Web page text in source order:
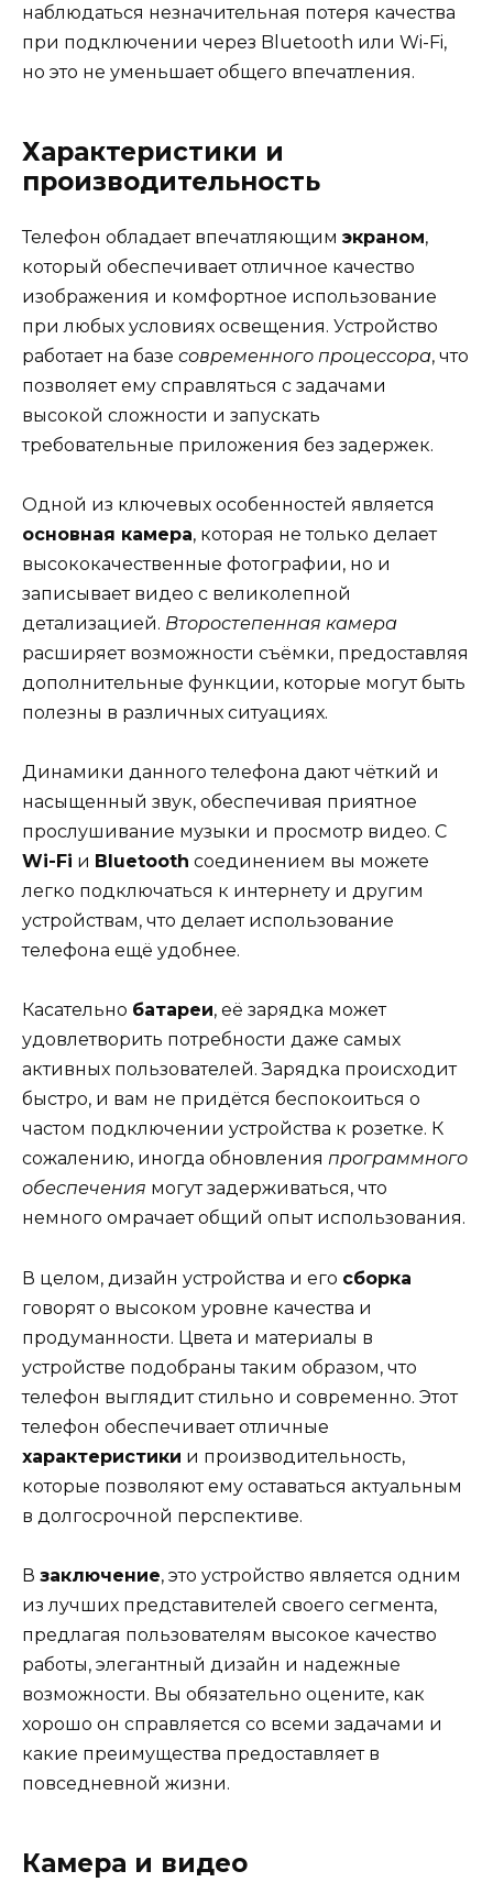
наблюдаться незначительная потеря качества
при подключении через Bluetooth или Wi-Fi,
но это не уменьшает общего впечатления.
Характеристики и
производительность
Телефон обладает впечатляющим экраном,
который обеспечивает отличное качество
изображения и комфортное использование
при любых условиях освещения. Устройство
работает на базе современного процессора, что
позволяет ему справляться с задачами
высокой сложности и запускать
требовательные приложения без задержек.
Одной из ключевых особенностей является
основная камера, которая не только делает
высококачественные фотографии, но и
записывает видео с великолепной
детализацией. Второстепенная камера
расширяет возможности съёмки, предоставляя
дополнительные функции, которые могут быть
полезны в различных ситуациях.
Динамики данного телефона дают чёткий и
насыщенный звук, обеспечивая приятное
прослушивание музыки и просмотр видео. С
Wi-Fi и Bluetooth соединением вы можете
легко подключаться к интернету и другим
устройствам, что делает использование
телефона ещё удобнее.
Касательно батареи, её зарядка может
удовлетворить потребности даже самых
активных пользователей. Зарядка происходит
быстро, и вам не придётся беспокоиться о
частом подключении устройства к розетке. К
сожалению, иногда обновления программного
обеспечения могут задерживаться, что
немного омрачает общий опыт использования.
В целом, дизайн устройства и его сборка
говорят о высоком уровне качества и
продуманности. Цвета и материалы в
устройстве подобраны таким образом, что
телефон выглядит стильно и современно. Этот
телефон обеспечивает отличные
характеристики и производительность,
которые позволяют ему оставаться актуальным
в долгосрочной перспективе.
В заключение, это устройство является одним
из лучших представителей своего сегмента,
предлагая пользователям высокое качество
работы, элегантный дизайн и надежные
возможности. Вы обязательно оцените, как
хорошо он справляется со всеми задачами и
какие преимущества предоставляет в
повседневной жизни.
Камера и видео